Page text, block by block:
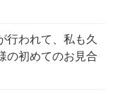
行われて、私も久
の初めてのお見合